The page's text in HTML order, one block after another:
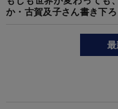
か・古賀及子さん書き下ろ